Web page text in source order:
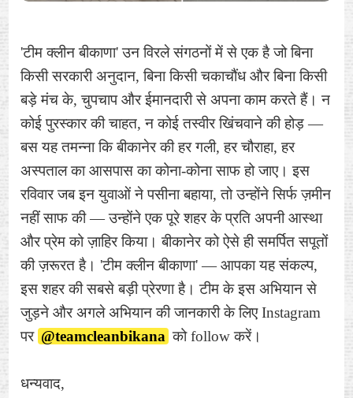
'टीम क्लीन बीकाणा' उन विरले संगठनों में से एक है जो बिना
किसी सरकारी अनुदान, बिना किसी चकाचौंध और बिना किसी
बड़े मंच के, चुपचाप और ईमानदारी से अपना काम करते हैं। न
कोई पुरस्कार की चाहत, न कोई तस्वीर खिंचवाने की होड़ —
बस यह तमन्ना कि बीकानेर की हर गली, हर चौराहा, हर
अस्पताल का आसपास का कोना-कोना साफ हो जाए। इस
रविवार जब इन युवाओं ने पसीना बहाया, तो उन्होंने सिर्फ ज़मीन
नहीं साफ की — उन्होंने एक पूरे शहर के प्रति अपनी आस्था
और प्रेम को ज़ाहिर किया। बीकानेर को ऐसे ही समर्पित सपूतों
की ज़रूरत है। 'टीम क्लीन बीकाणा' — आपका यह संकल्प,
इस शहर की सबसे बड़ी प्रेरणा है। टीम के इस अभियान से
जुड़ने और अगले अभियान की जानकारी के लिए Instagram
पर @teamcleanbikana को follow करें।
धन्यवाद,